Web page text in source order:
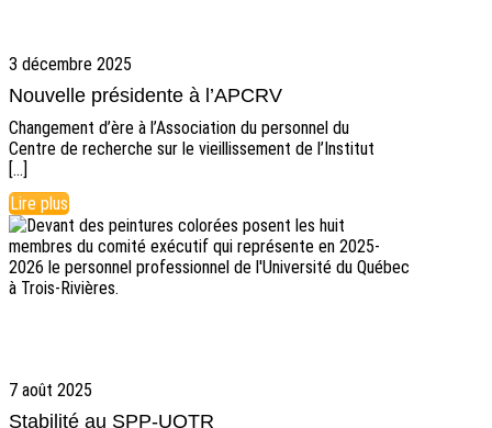
3 décembre 2025
Nouvelle présidente à l’APCRV
Changement d’ère à l’Association du personnel du
Centre de recherche sur le vieillissement de l’Institut
[…]
Lire plus
7 août 2025
Stabilité au SPP-UQTR